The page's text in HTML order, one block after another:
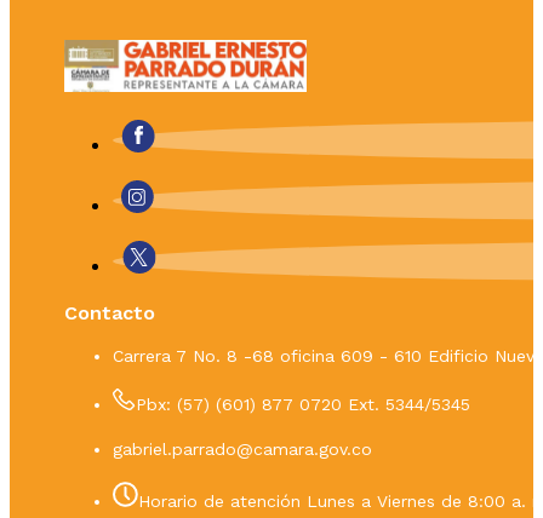
Contacto
Carrera 7 No. 8 -68 oficina 609 - 610 Edificio
Pbx: (57) (601) 877 0720 Ext. 5344/5345
gabriel.parrado@camara.gov.co
Horario de atención Lunes a Viernes de 8:00 a.